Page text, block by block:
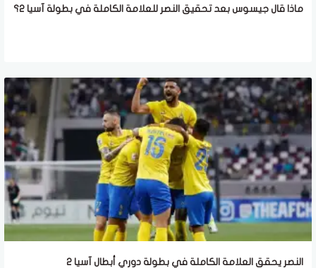
ماذا قال جيسوس بعد تحقيق النصر للعلامة الكاملة في بطولة آسيا 2؟
النصر يحقق العلامة الكاملة في بطولة دوري أبطال آسيا 2